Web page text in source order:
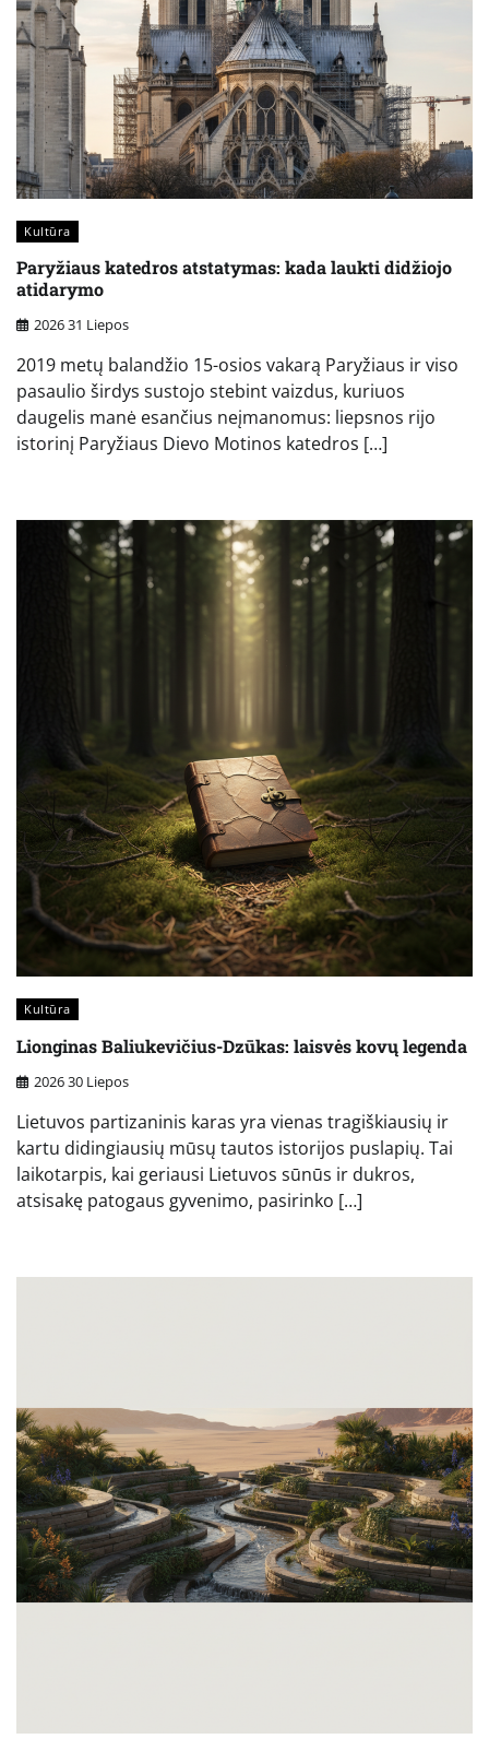
Kultūra
Paryžiaus katedros atstatymas: kada laukti didžiojo
atidarymo
2026 31 Liepos
2019 metų balandžio 15-osios vakarą Paryžiaus ir viso
pasaulio širdys sustojo stebint vaizdus, kuriuos
daugelis manė esančius neįmanomus: liepsnos rijo
istorinį Paryžiaus Dievo Motinos katedros […]
Kultūra
Lionginas Baliukevičius-Dzūkas: laisvės kovų legenda
2026 30 Liepos
Lietuvos partizaninis karas yra vienas tragiškiausių ir
kartu didingiausių mūsų tautos istorijos puslapių. Tai
laikotarpis, kai geriausi Lietuvos sūnūs ir dukros,
atsisakę patogaus gyvenimo, pasirinko […]